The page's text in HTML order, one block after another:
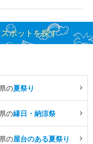
ポットを探す
の夏祭り
の縁日・納涼祭
の屋台のある夏祭り